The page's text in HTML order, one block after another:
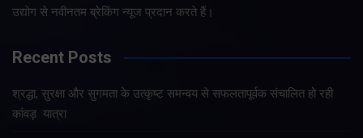
उद्योग से नवीनतम ब्रेकिंग न्यूज प्रदान करते हैं।
Recent Posts
श्रद्धा, सुरक्षा और सुगमता के उत्कृष्ट समन्वय से सफलतापूर्वक संचालित हो रही
कांवड़ यात्रा